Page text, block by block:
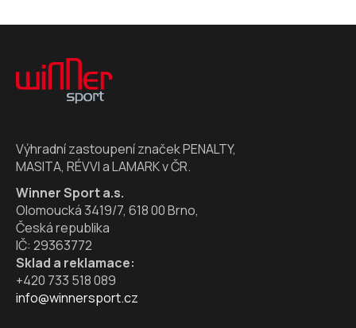
Výhradní zastoupení značek PENALTY,
MASITA, RÉVVI a LAMARK v ČR.
Winner Sport a.s.
Olomoucká 3419/7, 618 00 Brno,
Česká republika
IČ: 29363772
Sklad a reklamace:
+420 733 518 089
info@winnersport.cz